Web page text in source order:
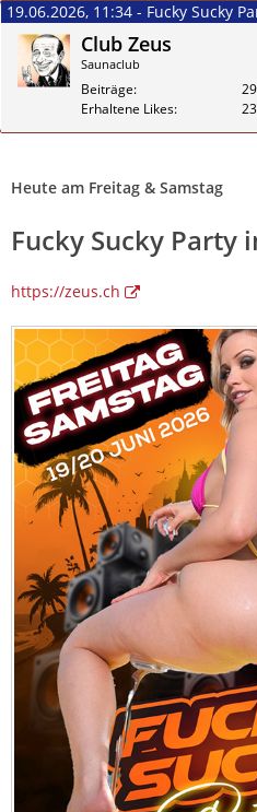
19.06.2026, 11:34 - Fucky Sucky
Club Zeus
Saunaclub
Beiträge
Erhaltene Likes
Heute am Freitag & Samstag
Fucky Sucky Party
https://zeus.ch